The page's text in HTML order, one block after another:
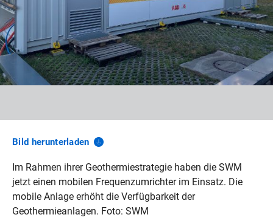
Bild herunterladen
Im Rahmen ihrer Geothermiestrategie haben die SWM
jetzt einen mobilen Frequenzumrichter im Einsatz. Die
mobile Anlage erhöht die Verfügbarkeit der
Geothermieanlagen. Foto: SWM